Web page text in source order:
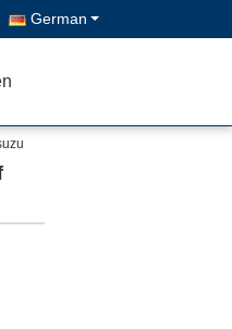
German